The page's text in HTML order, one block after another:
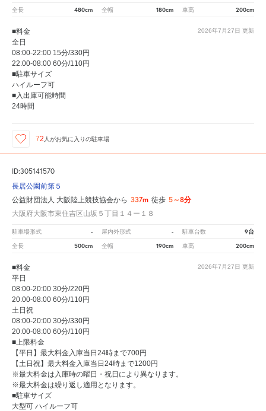
全長 480cm 全幅 180cm 車高 200cm
2026年7月27日 更新
■料金
全日
08:00-22:00 15分/330円
22:00-08:00 60分/110円
■駐車サイズ
ハイルーフ可
■入出庫可能時間
24時間
72 人がお気に入りの駐車場
ID:305141570
長居公園前第５
公益財団法人 大阪陸上競技協会から 337m 徒歩 5～8分
大阪府大阪市東住吉区山坂５丁目１４ー１８
駐車場形式 - 屋内外形式 - 駐車台数 9台
全長 500cm 全幅 190cm 車高 200cm
2026年7月27日 更新
■料金
平日
08:00-20:00 30分/220円
20:00-08:00 60分/110円
土日祝
08:00-20:00 30分/330円
20:00-08:00 60分/110円
■上限料金
【平日】最大料金入庫当日24時まで700円
【土日祝】最大料金入庫当日24時まで1200円
※最大料金は入庫時の曜日・祝日により異なります。
※最大料金は繰り返し適用となります。
■駐車サイズ
大型可 ハイルーフ可